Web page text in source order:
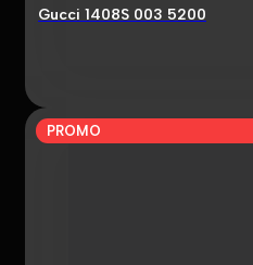
Gucci 1408S 003 5200
PROMO